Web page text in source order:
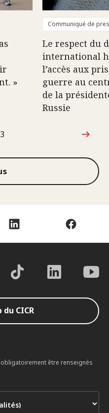
»
Communiqué de
Le respect du
international
l’accès aux
guerre au
de la
Russie
CICR
être renseignés